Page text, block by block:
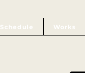
Schedule Works